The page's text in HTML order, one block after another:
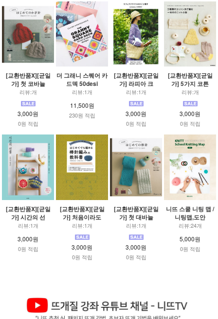
[교환반품X][균일
가] 첫 코바늘
리뷰:개
3,000원
0원 적립
더 그래니 스퀘어 카
드덱 50desi
리뷰:1개
11,500원
230원 적립
[교환반품X][균일
가] 라피아 크
리뷰:1개
3,000원
0원 적립
[교환반품X][균일
가] 5가지 코튼
리뷰:개
3,000원
0원 적립
[교환반품X][균일
가] 시간의 선
리뷰:1개
3,000원
0원 적립
[교환반품X][균일
가] 처음이라도
리뷰:1개
3,000원
0원 적립
[교환반품X][균일
가] 첫 대바늘
리뷰:1개
3,000원
0원 적립
니뜨 스쿨 니팅 맵 /
니팅맵,도안
리뷰:24개
5,000원
0원 적립